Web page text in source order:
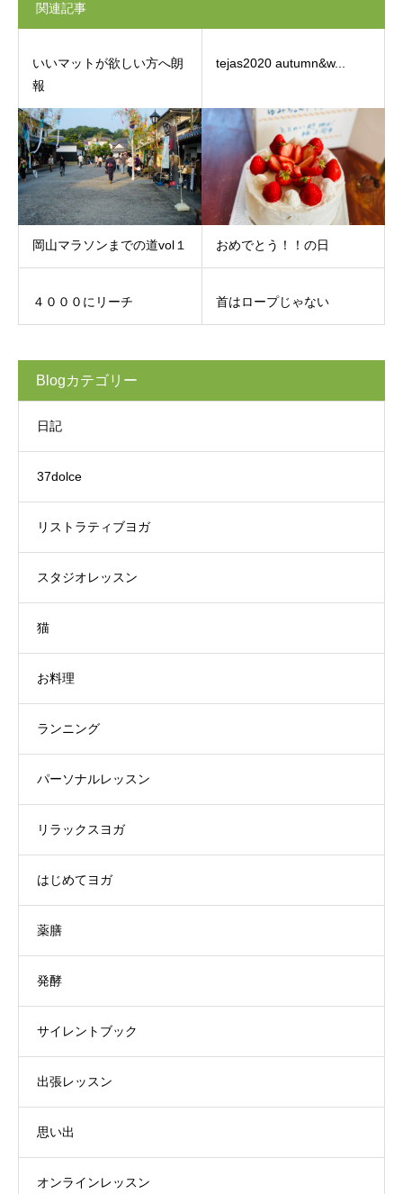
関連記事
いいマットが欲しい方へ朗
報
tejas2020 autumn&w...
岡山マラソンまでの道vol１ おめでとう！！の日
４０００にリーチ 首はロープじゃない
Blogカテゴリー
日記
37dolce
リストラティブヨガ
スタジオレッスン
猫
お料理
ランニング
パーソナルレッスン
リラックスヨガ
はじめてヨガ
薬膳
発酵
サイレントブック
出張レッスン
思い出
オンラインレッスン